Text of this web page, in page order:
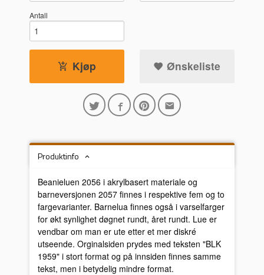
Antall
Kjøp Ønskeliste
Produktinfo
Beanieluen 2056 i akrylbasert materiale og
barneversjonen 2057 finnes i respektive fem og to
fargevarianter. Barnelua finnes også i varselfarger
for økt synlighet døgnet rundt, året rundt. Lue er
vendbar om man er ute etter et mer diskré
utseende. Orginalsiden prydes med teksten "BLK
1959" i stort format og på innsiden finnes samme
tekst, men i betydelig mindre format.